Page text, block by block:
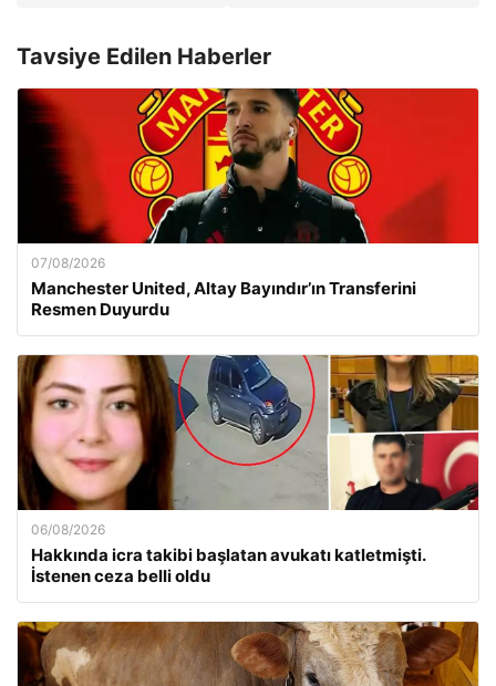
Tavsiye Edilen Haberler
07/08/2026
Manchester United, Altay Bayındır’ın Transferini
Resmen Duyurdu
06/08/2026
Hakkında icra takibi başlatan avukatı katletmişti.
İstenen ceza belli oldu